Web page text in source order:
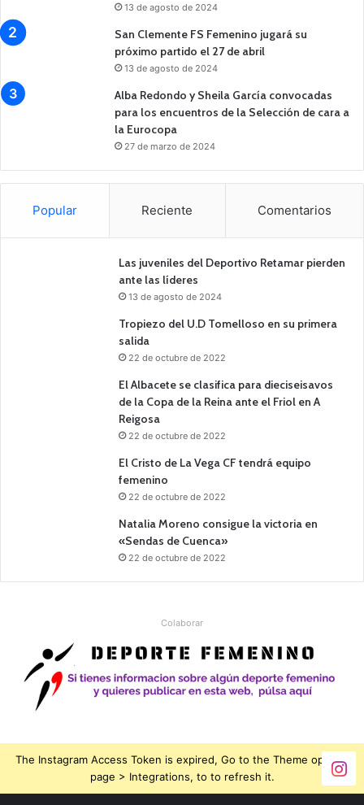
13 de agosto de 2024
San Clemente FS Femenino jugará su
próximo partido el 27 de abril
13 de agosto de 2024
Alba Redondo y Sheila García convocadas
para los encuentros de la Selección de cara a
la Eurocopa
27 de marzo de 2024
Popular Reciente Comentarios
Las juveniles del Deportivo Retamar pierden
ante las líderes
13 de agosto de 2024
Tropiezo del U.D Tomelloso en su primera
salida
22 de octubre de 2022
El Albacete se clasifica para dieciseisavos
de la Copa de la Reina ante el Friol en A
Reigosa
22 de octubre de 2022
El Cristo de La Vega CF tendrá equipo
femenino
22 de octubre de 2022
Natalia Moreno consigue la victoria en
«Sendas de Cuenca»
22 de octubre de 2022
Colaborar
The Instagram Access Token is expired, Go to the Theme options
page > Integrations, to to refresh it.